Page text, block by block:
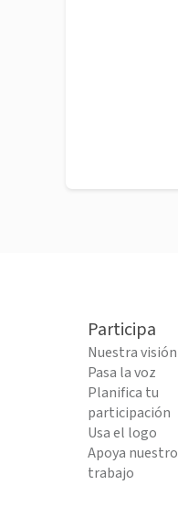
Participa
Nuestra visión
Pasa la voz
Planifica tu
participación
Usa el logo
Apoya nuestro
trabajo